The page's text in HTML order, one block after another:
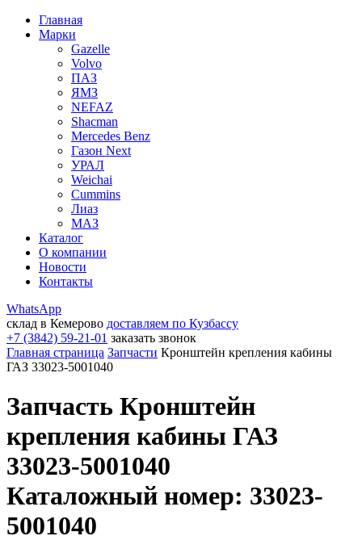
Главная
Марки
Gazelle
Volvo
ПАЗ
ЯМЗ
NEFAZ
Shacman
Mercedes Benz
Газон Next
УРАЛ
Weichai
Cummins
Лиаз
МАЗ
Каталог
О компании
Новости
Контакты
WhatsApp
склад в Кемерово доставляем по Кузбассу
+7 (3842) 59-21-01 заказать звонок
Главная страница Запчасти Кронштейн крепления кабины
ГАЗ 33023-5001040
Запчасть Кронштейн
крепления кабины ГАЗ
33023-5001040
Каталожный номер: 33023-
5001040